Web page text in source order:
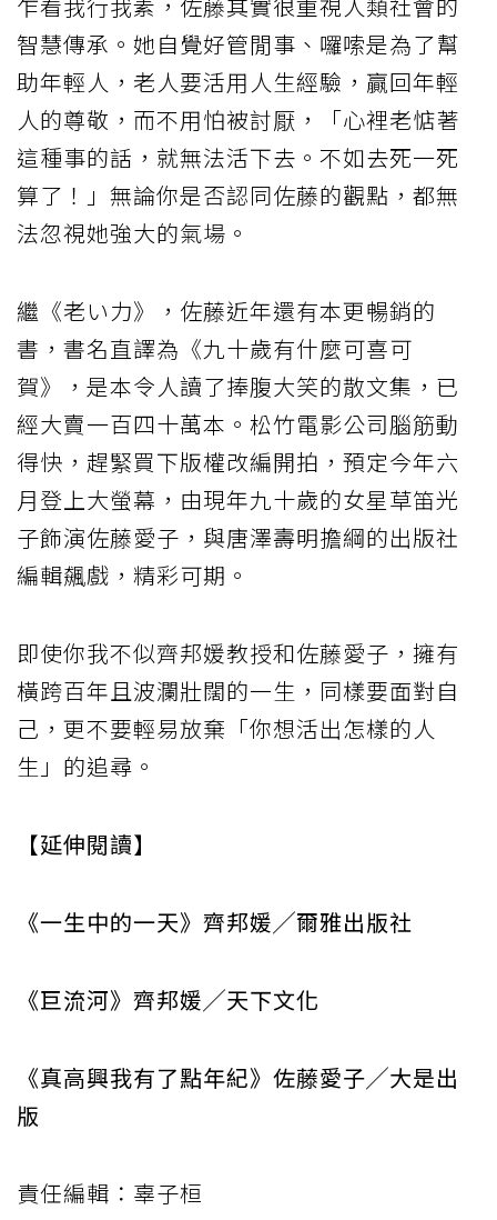
智慧傳承。她自覺好管閒事、囉嗦是為了幫
助年輕人，老人要活用人生經驗，贏回年輕
人的尊敬，而不用怕被討厭，「心裡老惦著
這種事的話，就無法活下去。不如去死一死
算了！」無論你是否認同佐藤的觀點，都無
法忽視她強大的氣場。
繼《老い力》，佐藤近年還有本更暢銷的
書，書名直譯為《九十歲有什麼可喜可
賀》，是本令人讀了捧腹大笑的散文集，已
經大賣一百四十萬本。松竹電影公司腦筋動
得快，趕緊買下版權改編開拍，預定今年六
月登上大螢幕，由現年九十歲的女星草笛光
子飾演佐藤愛子，與唐澤壽明擔綱的出版社
編輯飆戲，精彩可期。
即使你我不似齊邦媛教授和佐藤愛子，擁有
橫跨百年且波瀾壯闊的一生，同樣要面對自
己，更不要輕易放棄「你想活出怎樣的人
生」的追尋。
【延伸閱讀】
《一生中的一天》齊邦媛╱爾雅出版社
《巨流河》齊邦媛╱天下文化
《真高興我有了點年紀》佐藤愛子╱大是出
版
責任編輯：辜子桓